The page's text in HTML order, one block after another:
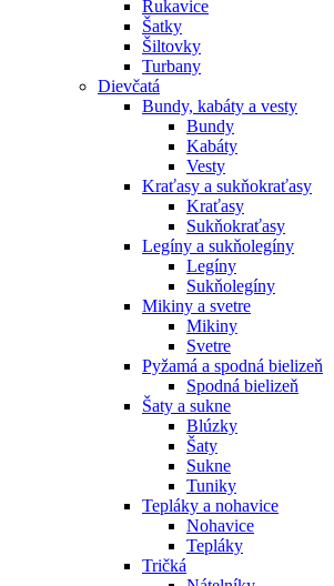
Rukavice
Šatky
Šiltovky
Turbany
Dievčatá
Bundy, kabáty a vesty
Bundy
Kabáty
Vesty
Kraťasy a sukňokraťasy
Kraťasy
Sukňokraťasy
Legíny a sukňolegíny
Legíny
Sukňolegíny
Mikiny a svetre
Mikiny
Svetre
Pyžamá a spodná bielizeň
Spodná bielizeň
Šaty a sukne
Blúzky
Šaty
Sukne
Tuniky
Tepláky a nohavice
Nohavice
Tepláky
Tričká